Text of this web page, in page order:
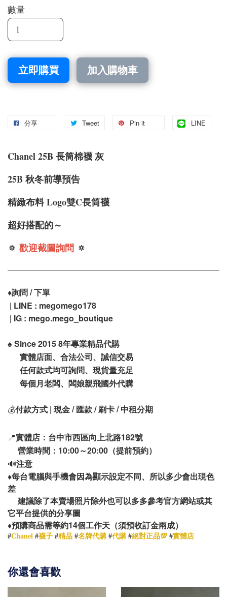
數量
立即購買 加入購物車
分享 Tweet Pin it LINE
Chanel 25B 長筒棉襪 灰
25B 秋冬前導預告
精緻布料 Logo雙C長筒襪
超好搭配的～
🔅 歡迎截圖詢問 🔅
♦️詢問 / 下單
| LINE : megomego178
| IG : mego.mego_boutique
♠️ Since 2015 8年專業精品代購
實體店面、合法公司、誠信交易
任何款式均可詢問、現貨量充足
每個月老闆、闆娘親飛國外代購
💰付款方式 | 現金 / 匯款 / 刷卡 / 中租分期
📍實體店：台中市西區向上北路182號
營業時間：10:00～20:00（提前預約）
🔊注意
♦️每台電腦與手機會因為顯示設定不同、所以多少會出現色
差
建議除了本賣場照片除外也可以多多參考官方網站或其
它平台提供的分享圖
♦️預購商品需等約14個工作天（須預收訂金兩成）
#Chanel #襪子 #精品 #名牌代購 #代購 #絕對正品💯 #實體店
你還會喜歡